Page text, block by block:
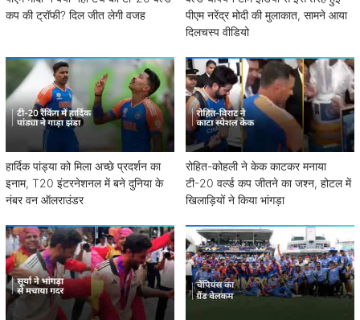
कप की ट्रॉफी? दिल जीत लेगी वजह
पीएम नरेंद्र मोदी की मुलाकात, सामने आया
दिलचस्प वीडियो
हार्दिक पांड्या को मिला अच्छे प्रदर्शन का
इनाम, T20 इंटरनेशनल में बने दुनिया के
नंबर वन ऑलराउंडर
रोहित-कोहली ने केक काटकर मनाया
टी-20 वर्ल्ड कप जीतने का जश्न, होटल में
खिलाड़ियों ने किया भांगड़ा